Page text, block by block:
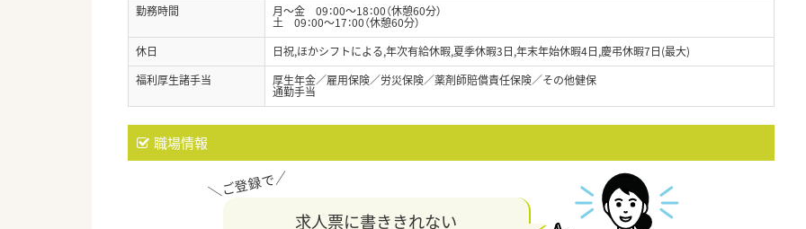
勤務時間
月～金 09：00～18：00（休憩60分）
土 09：00～17：00（休憩60分）
休日
日祝,ほかシフトによる,年次有給休暇,夏季休暇3日,年末年始休暇4日,慶弔休暇7日(最大)
福利厚生諸手当
厚生年金／雇用保険／労災保険／薬剤師賠償責任保険／その他健保
通勤手当
職場情報
求人票に書ききれない